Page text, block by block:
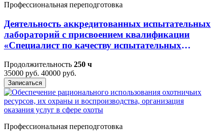
Профессиональная переподготовка
Деятельность аккредитованных испытательных
лабораторий с присвоением квалификации
«Специалист по качеству испытательных
Продолжительность 250 ч
35000 руб. 40000 руб.
Записаться
Профессиональная переподготовка